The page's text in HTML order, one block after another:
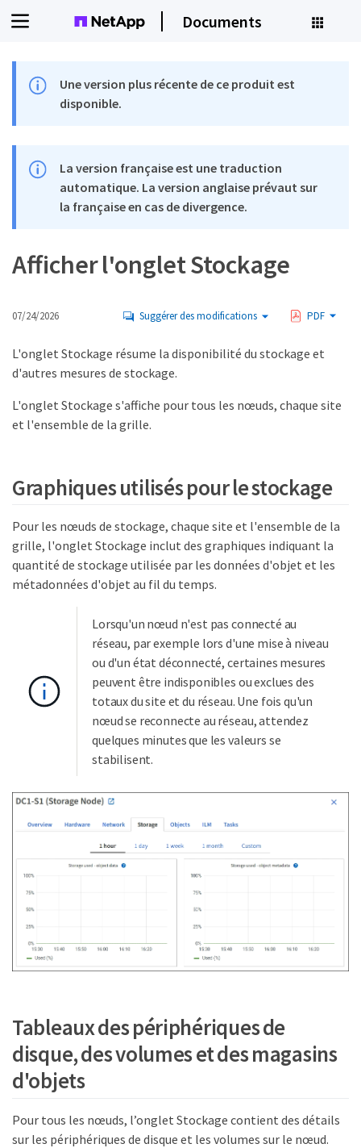
Documents
Une version plus récente de ce produit est
disponible.
La version française est une traduction
automatique. La version anglaise prévaut sur
la française en cas de divergence.
Afficher l'onglet Stockage
07/24/2026 Suggérer des modifications PDF
L'onglet Stockage résume la disponibilité du stockage et
d'autres mesures de stockage.
L'onglet Stockage s'affiche pour tous les nœuds, chaque site
et l'ensemble de la grille.
Graphiques utilisés pour le stockage
Pour les nœuds de stockage, chaque site et l'ensemble de la
grille, l'onglet Stockage inclut des graphiques indiquant la
quantité de stockage utilisée par les données d'objet et les
métadonnées d'objet au fil du temps.
Lorsqu'un nœud n'est pas connecté au
réseau, par exemple lors d'une mise à niveau
ou d'un état déconnecté, certaines mesures
peuvent être indisponibles ou exclues des
totaux du site et du réseau. Une fois qu'un
nœud se reconnecte au réseau, attendez
quelques minutes que les valeurs se
stabilisent.
Tableaux des périphériques de
disque, des volumes et des magasins
d'objets
Pour tous les nœuds, l’onglet Stockage contient des détails
sur les périphériques de disque et les volumes sur le nœud.